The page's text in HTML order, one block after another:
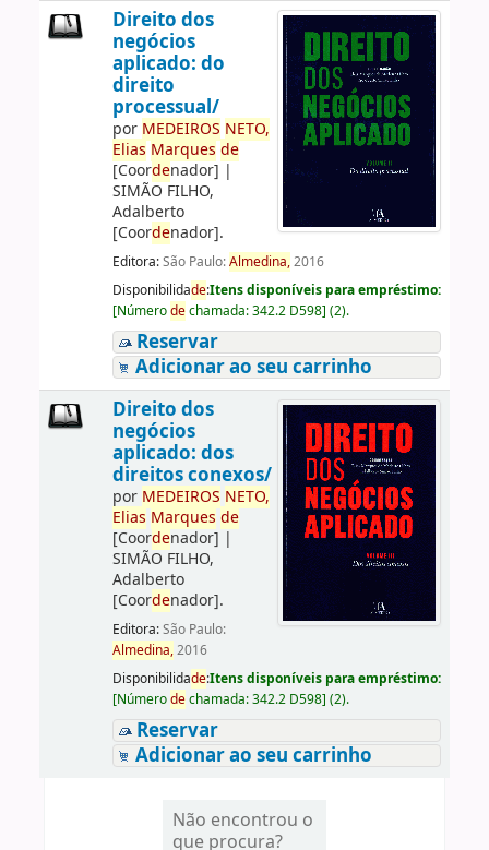
Direito dos
negócios
aplicado: do
direito
processual/
por MEDEIROS NETO,
Elias Marques de
[Coordenador] |
SIMÃO FILHO,
Adalberto
[Coordenador].
Editora:São Paulo:Almedina,2016
Disponibilidade:Itens disponíveis para empréstimo:
[Númerodechamada:342.2 D598] (2).
Reservar
Adicionar ao seu carrinho
Direito dos
negócios
aplicado: dos
direitos conexos/
por MEDEIROS NETO,
Elias Marques de
[Coordenador] |
SIMÃO FILHO,
Adalberto
[Coordenador].
Editora:São Paulo:
Almedina,2016
Disponibilidade:Itens disponíveis para empréstimo:
[Númerodechamada:342.2 D598] (2).
Reservar
Adicionar ao seu carrinho
Não encontrou o
que procura?